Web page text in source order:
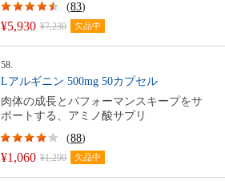
¥5,930 ¥7,230 欠品中
(83)
58.
Lアルギニン 500mg 50カプセル
肉体の成長とパフォーマンスキープをサ
ポートする、アミノ酸サプリ
¥1,060 ¥1,290 欠品中
(88)